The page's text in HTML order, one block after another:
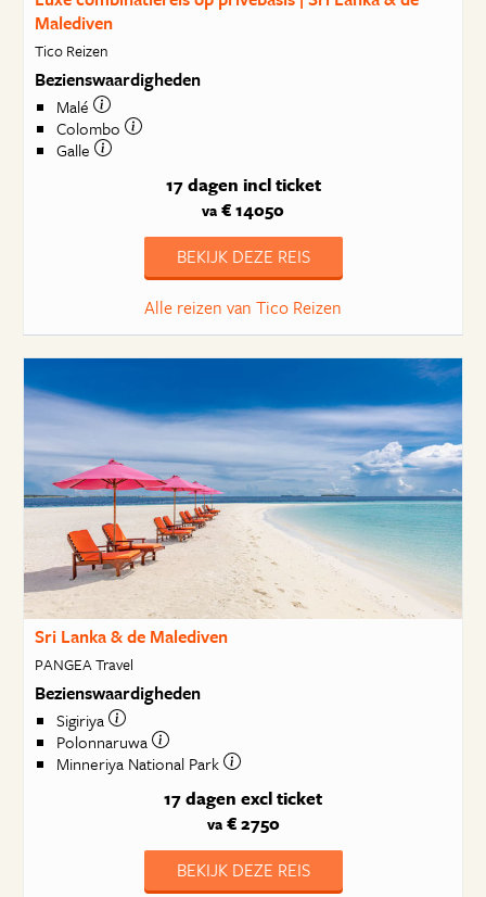
Malediven
Tico Reizen
Bezienswaardigheden
Malé
Colombo
Galle
17 dagen incl ticket
va € 14050
BEKIJK DEZE REIS
Alle reizen van Tico Reizen
Sri Lanka & de Malediven
PANGEA Travel
Bezienswaardigheden
Sigiriya
Polonnaruwa
Minneriya National Park
17 dagen excl ticket
va€ 2750
BEKIJK DEZE REIS